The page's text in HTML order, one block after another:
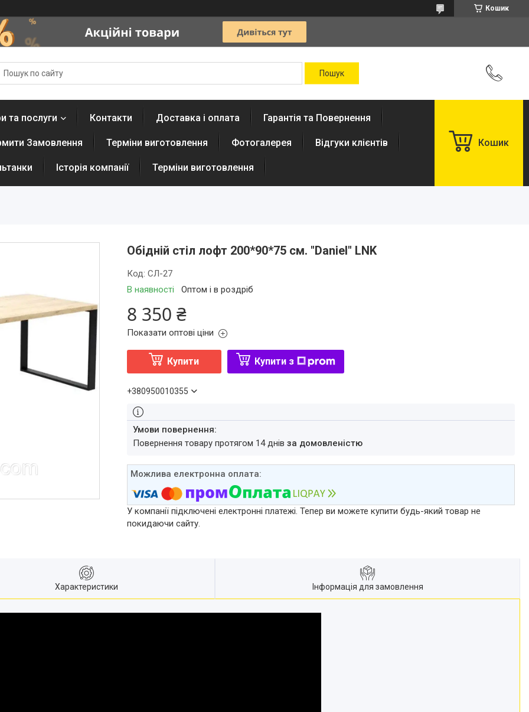
Кошик
та послуги Контакти Доставка і оплата Гарантія та Повернення
Замовлення Терміни виготовлення Фотогалерея Відгуки клієнтів
Історія компанії Терміни виготовлення
Кошик
Обідній стіл лофт 200*90*75 см. "Daniel" LNK
В наявності Оптом і в роздріб
Код: СЛ-27
8 350 ₴
Показати оптові ціни
Купити Купити з
+380950010355
повернення товару протягом 14 днів за домовленістю
У компанії підключені електронні платежі. Тепер ви можете купити будь-який товар не
покидаючи сайту.
Характеристики Інформація для замовлення